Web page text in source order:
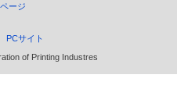
ージ
PCサイト
of Printing Industres